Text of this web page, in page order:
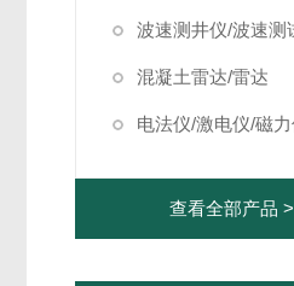
波速测井仪/波速测
混凝土雷达/雷达
电法仪/激电仪/磁
查看全部产品